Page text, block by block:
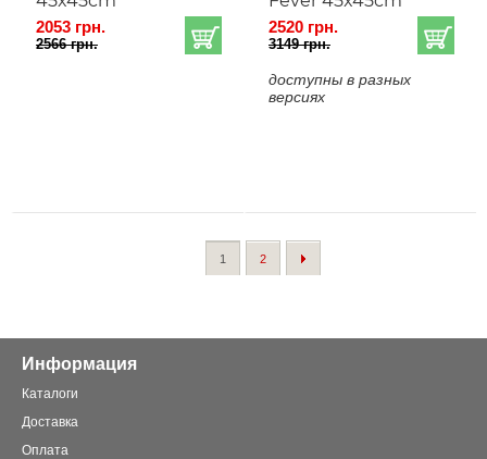
2053 грн.
2566 грн.
2520 грн.
3149 грн.
доступны в разных
версиях
1 2
Информация
Каталоги
Доставка
Оплата